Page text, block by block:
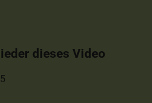
dieses Video